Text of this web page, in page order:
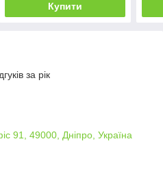
Купити
за рік
91, 49000, Дніпро, Україна